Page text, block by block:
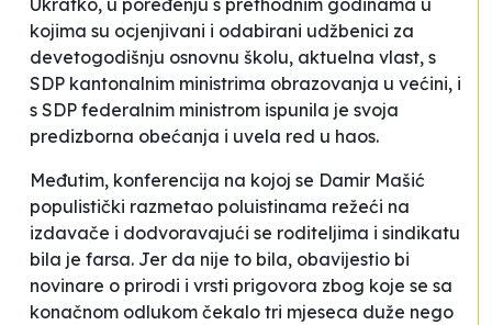
kojima su ocjenjivani i odabirani udžbenici za
devetogodišnju osnovnu školu, aktuelna vlast, s
SDP kantonalnim ministrima obrazovanja u većini, i
s SDP federalnim ministrom ispunila je svoja
predizborna obećanja i uvela red u haos.
Međutim, konferencija na kojoj se Damir Mašić
populistički razmetao poluistinama režeći na
izdavače i dodvoravajući se roditeljima i sindikatu
bila je farsa. Jer da nije to bila, obavijestio bi
novinare o prirodi i vrsti prigovora zbog koje se sa
konačnom odlukom čekalo tri mjeseca duže nego